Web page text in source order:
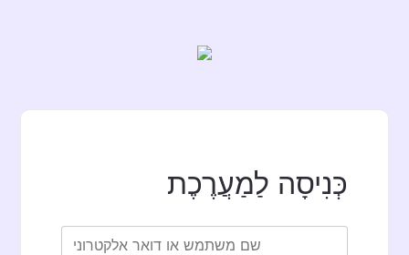
כְּנִיסָה לַמַעֲרֶכֶת
שם משתמש או דואר אלקטרוני